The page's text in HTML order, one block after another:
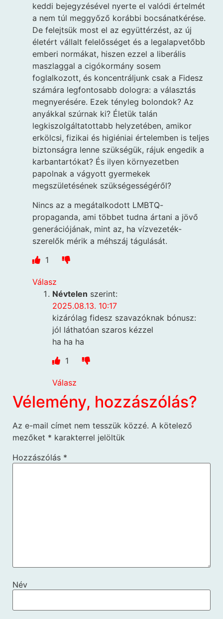
keddi bejegyzésével nyerte el valódi értelmét
a nem túl meggyőző korábbi bocsánatkérése.
De felejtsük most el az együttérzést, az új
életért vállalt felelősséget és a legalapvetőbb
emberi normákat, hiszen ezzel a liberális
maszlaggal a cigókormány sosem
foglalkozott, és koncentráljunk csak a Fidesz
számára legfontosabb dologra: a választás
megnyerésére. Ezek tényleg bolondok? Az
anyákkal szúrnak ki? Életük talán
legkiszolgáltatottabb helyzetében, amikor
erkölcsi, fizikai és higiéniai értelemben is teljes
biztonságra lenne szükségük, rájuk engedik a
karbantartókat? És ilyen környezetben
papolnak a vágyott gyermekek
megszületésének szükségességéről?
Nincs az a megátalkodott LMBTQ-
propaganda, ami többet tudna ártani a jövő
generációjának, mint az, ha vízvezeték-
szerelők mérik a méhszáj tágulását.
1
Válasz
Névtelen szerint:
2025.08.13. 10:17
kizárólag fidesz szavazóknak bónusz:
jól láthatóan szaros kézzel
ha ha ha
1
Válasz
Vélemény, hozzászólás?
Az e-mail címet nem tesszük közzé. A kötelező
mezőket * karakterrel jelöltük
Hozzászólás *
Név